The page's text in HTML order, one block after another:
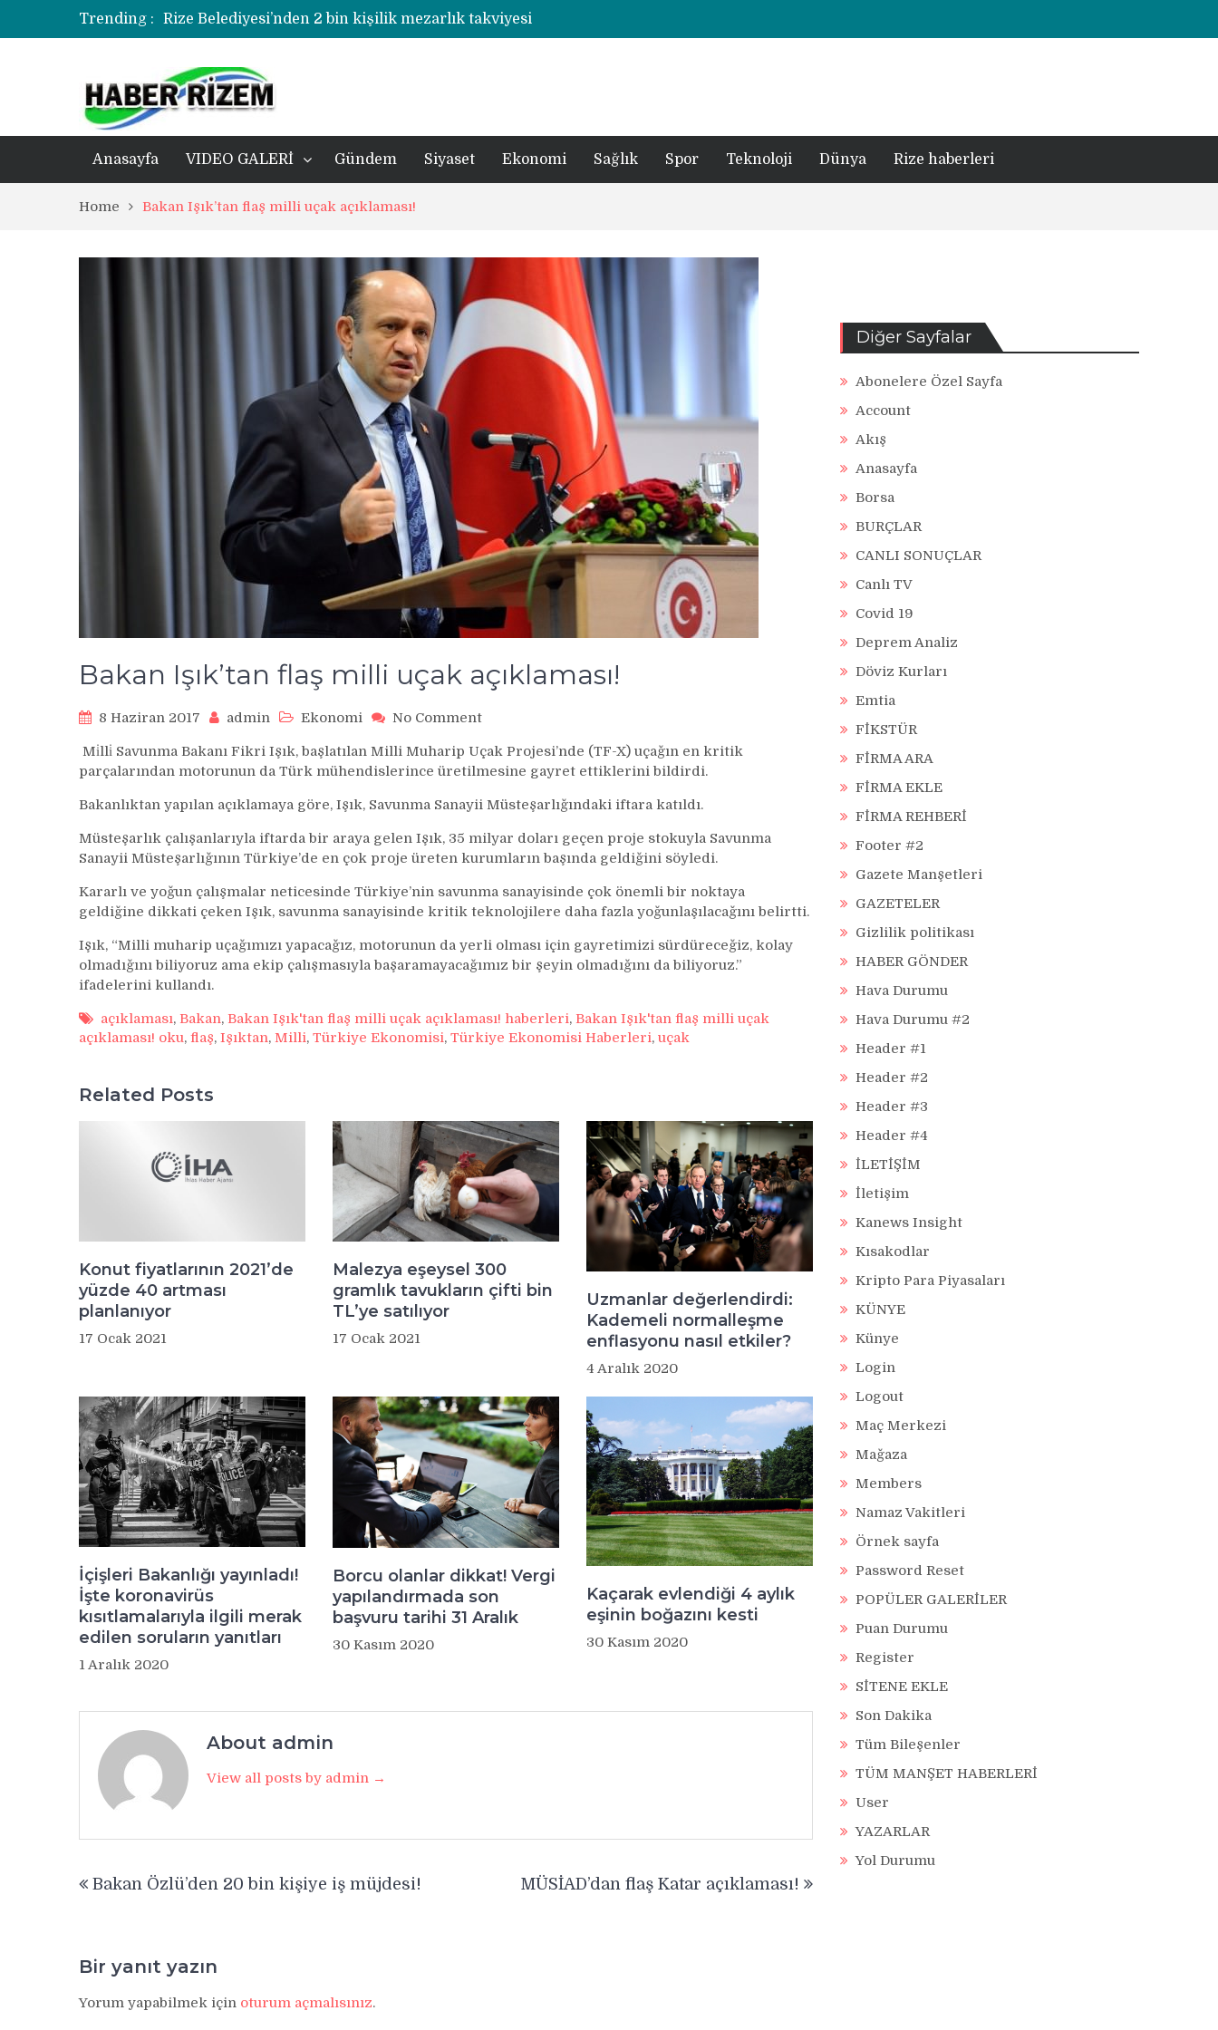
Trending :
Rize Belediyesi’nden 2 bin kişilik mezarlık takviyesi
Rize’de otizmli öğrencilerin eğitim gördüğü ahşap hobi atölyesine çarpan araç hasara neden oldu
Üzerine kale direği düşen minik futbolcu yiğit böyle uğurlandı
Rize’de uyuşturucu operasyonunda 1 şüpheli tutuklandı
Anasayfa VIDEO GALERİ Gündem Siyaset Ekonomi Sağlık Spor Teknoloji Dünya Rize haberleri
Home Bakan Işık’tan flaş milli uçak açıklaması!
Bakan Işık’tan flaş milli uçak açıklaması!
8 Haziran 2017 admin Ekonomi No Commenton
Işık’tan
flaş
uçak
açıklaması!
Mi̇lli̇ Savunma Bakanı Fikri Işık, başlatılan Milli Muharip Uçak Projesi’nde (TF-X) uçağın en kritik
parçalarından motorunun da Türk mühendislerince üretilmesine gayret ettiklerini bildirdi.
Bakanlıktan yapılan açıklamaya göre, Işık, Savunma Sanayii Müsteşarlığındaki iftara katıldı.
Müsteşarlık çalışanlarıyla iftarda bir araya gelen Işık, 35 milyar doları geçen proje stokuyla Savunma
Sanayii Müsteşarlığının Türkiye’de en çok proje üreten kurumların başında geldiğini söyledi.
Kararlı ve yoğun çalışmalar neticesinde Türkiye’nin savunma sanayisinde çok önemli bir noktaya
geldiğine dikkati çeken Işık, savunma sanayisinde kritik teknolojilere daha fazla yoğunlaşılacağını belirtti.
Işık, “Milli muharip uçağımızı yapacağız, motorunun da yerli olması için gayretimizi sürdüreceğiz, kolay
olmadığını biliyoruz ama ekip çalışmasıyla başaramayacağımız bir şeyin olmadığını da biliyoruz.”
ifadelerini kullandı.
açıklaması, Bakan, Bakan Işık'tan flaş milli uçak açıklaması! haberleri, Bakan Işık'tan flaş milli uçak
açıklaması! oku, flaş, Işıktan, Milli, Türkiye Ekonomisi, Türkiye Ekonomisi Haberleri, uçak
Related Posts
Konut fiyatlarının 2021’de
yüzde 40 artması
planlanıyor
17 Ocak 2021
Malezya eşeysel 300
gramlık tavukların çifti bin
TL’ye satılıyor
17 Ocak 2021
Uzmanlar değerlendirdi:
Kademeli normalleşme
enflasyonu nasıl etkiler?
4 Aralık 2020
İçişleri Bakanlığı yayınladı!
İşte koronavirüs
kısıtlamalarıyla ilgili merak
edilen soruların yanıtları
1 Aralık 2020
Borcu olanlar dikkat! Vergi
yapılandırmada son
başvuru tarihi 31 Aralık
30 Kasım 2020
Kaçarak evlendiği 4 aylık
eşinin boğazını kesti
30 Kasım 2020
About admin
View all posts by admin →
gezinmesi
Bakan Özlü’den 20 bin kişiye iş müjdesi! MÜSİAD’dan flaş Katar açıklaması!
Bir yanıt yazın
Yorum yapabilmek için oturum açmalısınız.
Diğer Sayfalar
Abonelere Özel Sayfa
Account
Akış
Anasayfa
Borsa
BURÇLAR
CANLI SONUÇLAR
Canlı TV
Covid 19
Deprem Analiz
Döviz Kurları
Emtia
FİKSTÜR
FİRMA ARA
FİRMA EKLE
FİRMA REHBERİ
Footer #2
Gazete Manşetleri
GAZETELER
Gizlilik politikası
HABER GÖNDER
Hava Durumu
Hava Durumu #2
Header #1
Header #2
Header #3
Header #4
İLETİŞİM
İletişim
Kanews Insight
Kısakodlar
Kripto Para Piyasaları
KÜNYE
Künye
Login
Logout
Maç Merkezi
Mağaza
Members
Namaz Vakitleri
Örnek sayfa
Password Reset
POPÜLER GALERİLER
Puan Durumu
Register
SİTENE EKLE
Son Dakika
Tüm Bileşenler
TÜM MANŞET HABERLERİ
User
YAZARLAR
Yol Durumu